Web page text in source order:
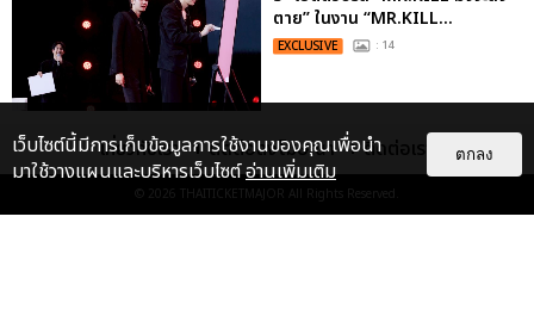
ตาย” ในงาน “MR.KILL...
EXCLUSIVE : 14
ประมวลภาพ “จอส-กวิน” จัดปาร์ตี้
ริมหาดสุดฮอต ในคอนเสิร์ตครั้งยิ่ง
ใหญ่ “JOSS GAWIN HEAT ...
EXCLUSIVE : 34
เกี่ยวกับเรา ติดต่อลงโฆษณา ติดต่อเรา
© 2026 THAITICKETMAJOR All Rights Reserved.
เว็บไซต์นี้มีการเก็บข้อมูลการใช้งานของคุณเพื่อนำ
มาใช้วางแผนและบริหารเว็บไซต์อ่านเพิ่มเติม
ตกลง